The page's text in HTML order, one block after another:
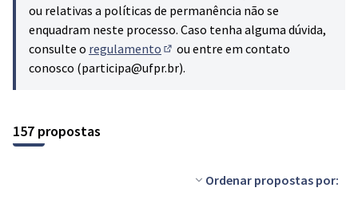
ou relativas a políticas de permanência não se
enquadram neste processo. Caso tenha alguma dúvida,
consulte o regulamento
(Hiperligação externa)
ou entre em contato
conosco (participa@ufpr.br).
157 propostas
Ordenar propostas por: